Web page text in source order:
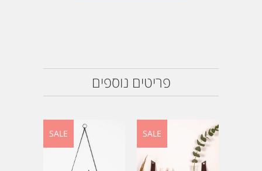
פריטים נוספים
SALE SALE